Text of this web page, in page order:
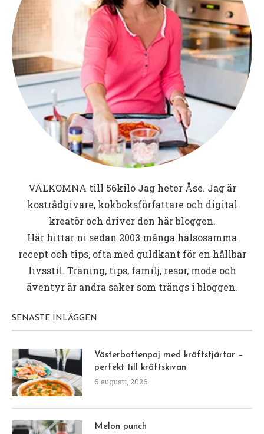
VÄLKOMNA till 56kiloJag heter Åse. Jag är
kostrådgivare, kokboksförfattare och digital
kreatör och driver den här bloggen.
Här hittar ni sedan 2003 många hälsosamma
recept och tips, ofta med guldkant för en hållbar
livsstil. Träning, tips, familj, resor, mode och
äventyr är andra saker som trängs i bloggen.
SENASTE INLÄGGEN
Västerbottenpaj med kräftstjärtar –
perfekt till kräftskivan
6 augusti, 2026
Melon punch